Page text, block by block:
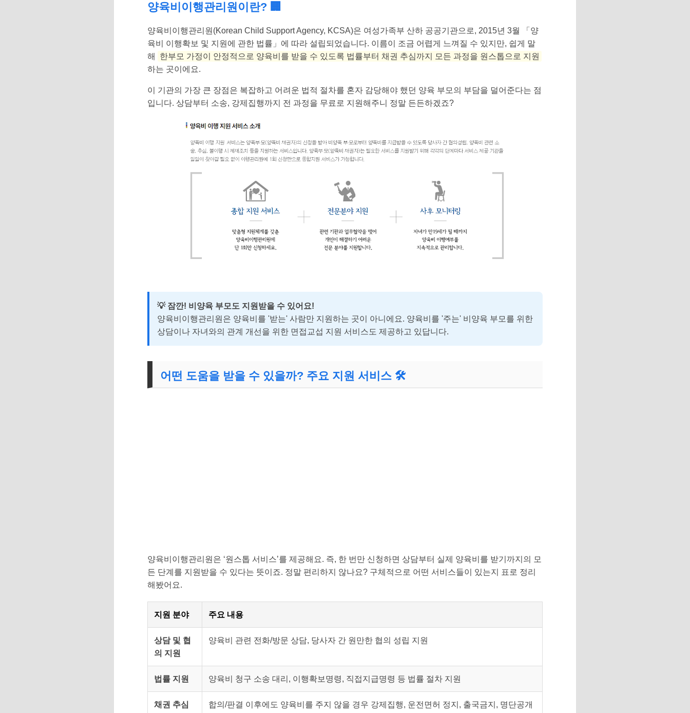
양육비이행관리원이란? 🏢
양육비이행관리원(Korean Child Support Agency, KCSA)은 여성가족부 산하 공공기관으로, 2015년 3월 「양
육비 이행확보 및 지원에 관한 법률」에 따라 설립되었습니다. 이름이 조금 어렵게 느껴질 수 있지만, 쉽게 말
해
한부모 가정이 안정적으로 양육비를 받을 수 있도록 법률부터 채권 추심까지 모든 과정을 원스톱으로 지원
하는 곳이에요.
이 기관의 가장 큰 장점은 복잡하고 어려운 법적 절차를 혼자 감당해야 했던 양육 부모의 부담을 덜어준다는 점
입니다. 상담부터 소송, 강제집행까지 전 과정을 무료로 지원해주니 정말 든든하겠죠?
💡 잠깐! 비양육 부모도 지원받을 수 있어요!
양육비이행관리원은 양육비를 '받는' 사람만 지원하는 곳이 아니에요. 양육비를 '주는' 비양육 부모를 위한
상담이나 자녀와의 관계 개선을 위한 면접교섭 지원 서비스도 제공하고 있답니다.
어떤 도움을 받을 수 있을까? 주요 지원 서비스 🛠️
양육비이행관리원은 ‘원스톱 서비스’를 제공해요. 즉, 한 번만 신청하면 상담부터 실제 양육비를 받기까지의 모
든 단계를 지원받을 수 있다는 뜻이죠. 정말 편리하지 않나요? 구체적으로 어떤 서비스들이 있는지 표로 정리
해봤어요.
지원 분야 주요 내용
상담 및 협
의 지원
양육비 관련 전화/방문 상담, 당사자 간 원만한 협의 성립 지원
법률 지원 양육비 청구 소송 대리, 이행확보명령, 직접지급명령 등 법률 절차 지원
채권 추심 합의/판결 이후에도 양육비를 주지 않을 경우 강제집행, 운전면허 정지, 출국금지, 명단공개